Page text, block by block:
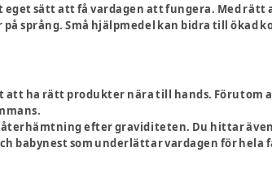
sätt att få vardagen att fungera. Med
språng. Små hjälpmedel kan bidra till ökad
att ha rätt produkter nära till hands. Förutom
återhämtning efter graviditeten. Du hittar
babynest som underlättar vardagen för hela